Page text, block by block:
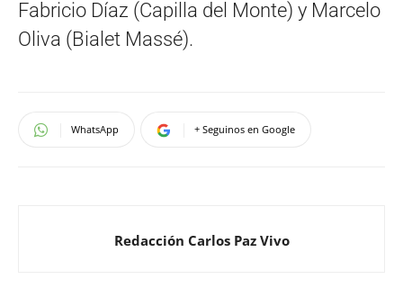
Fabricio Díaz (Capilla del Monte) y Marcelo
Oliva (Bialet Massé).
WhatsApp + Seguinos en Google
Redacción Carlos Paz Vivo